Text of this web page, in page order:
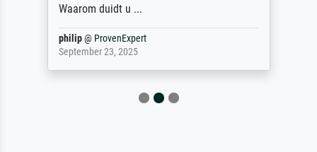
Waarom duidt u ...
philip@ ProvenExpert
September 23, 2025